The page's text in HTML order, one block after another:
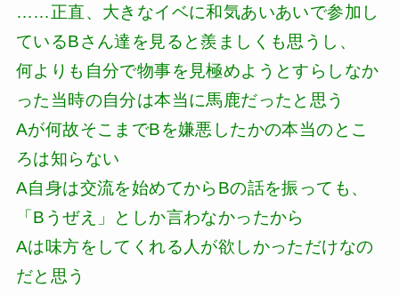
……正直、大きなイベに和気あいあいで参加し
ているBさん達を見ると羨ましくも思うし、
何よりも自分で物事を見極めようとすらしなか
った当時の自分は本当に馬鹿だったと思う
Aが何故そこまでBを嫌悪したかの本当のとこ
ろは知らない
A自身は交流を始めてからBの話を振っても、
「Bうぜえ」としか言わなかったから
Aは味方をしてくれる人が欲しかっただけなの
だと思う